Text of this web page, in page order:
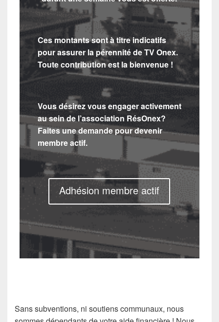
Ces montants sont à titre indicatifs
pour assurer la pérennité de TV Onex.
Toute contribution est la bienvenue !
Vous désirez vous engager activement
au sein de l’association RésOnex?
Faites une demande pour devenir
membre actif.
Adhésion membre actif
Sans subventions, ni soutiens communaux, nous